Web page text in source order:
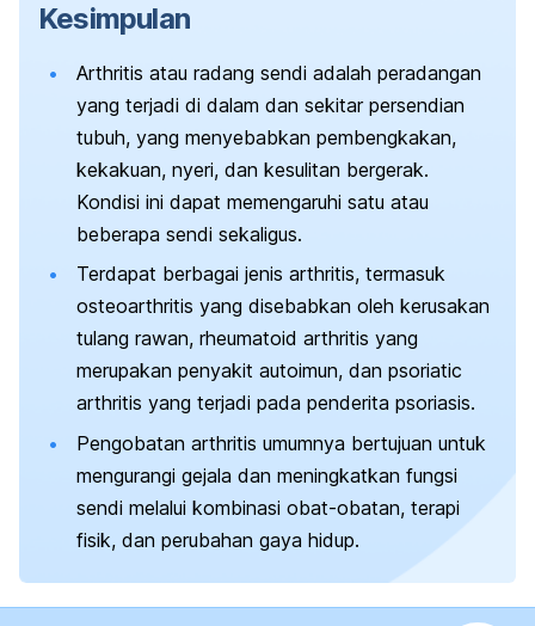
Kesimpulan
Arthritis atau radang sendi adalah peradangan
yang terjadi di dalam dan sekitar persendian
tubuh, yang menyebabkan pembengkakan,
kekakuan, nyeri, dan kesulitan bergerak.
Kondisi ini dapat memengaruhi satu atau
beberapa sendi sekaligus.
Terdapat berbagai jenis arthritis, termasuk
osteoarthritis yang disebabkan oleh kerusakan
tulang rawan, rheumatoid arthritis yang
merupakan penyakit autoimun, dan psoriatic
arthritis yang terjadi pada penderita psoriasis.
Pengobatan arthritis umumnya bertujuan untuk
mengurangi gejala dan meningkatkan fungsi
sendi melalui kombinasi obat-obatan, terapi
fisik, dan perubahan gaya hidup.